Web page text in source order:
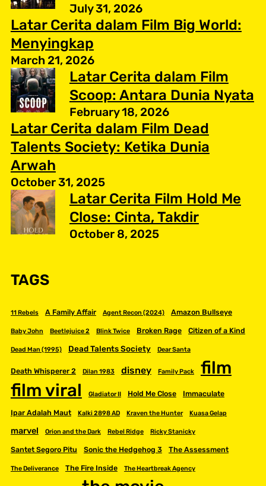
July 31, 2026
Latar Cerita dalam Film Big World:
Menyingkap
March 21, 2026
Latar Cerita dalam Film
Scoop: Antara Dunia Nyata
February 18, 2026
Latar Cerita dalam Film Dead
Talents Society: Ketika Dunia
Arwah
October 31, 2025
Latar Cerita Film Hold Me
Close: Cinta, Takdir
October 8, 2025
TAGS
11 Rebels A Family Affair Agent Recon (2024) Amazon Bullseye
Baby John Beetlejuice 2 Blink Twice Broken Rage Citizen of a Kind
Dead Man (1995) Dead Talents Society Dear Santa
Death Whisperer 2 Dilan 1983 disney Family Pack
film
film viral
Gladiator II Hold Me Close Immaculate
Ipar Adalah Maut Kalki 2898 AD Kraven the Hunter Kuasa Gelap
marvel Orion and the Dark Rebel Ridge Ricky Stanicky
Santet Segoro Pitu Sonic the Hedgehog 3 The Assessment
The Deliverance The Fire Inside The Heartbreak Agency